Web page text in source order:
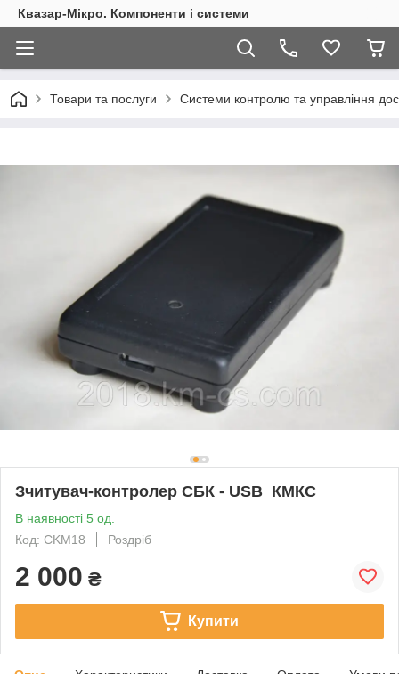
Квазар-Мікро. Компоненти і системи
Товари та послуги Системи контролю та управління
Зчитувач-контролер СБК - USB_КМКС
В наявності 5 од.
Код: CKM18
Роздріб
2 000 ₴
Купити